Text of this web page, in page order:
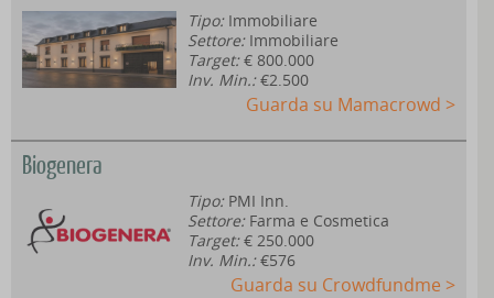
Tipo: Immobiliare
Settore: Immobiliare
Target:€ 800.000
Inv. Min.:€2.500
Guarda su Mamacrowd >
Biogenera
Tipo: PMI Inn.
Settore: Farma e Cosmetica
Target:€ 250.000
Inv. Min.:€576
Guarda su Crowdfundme >